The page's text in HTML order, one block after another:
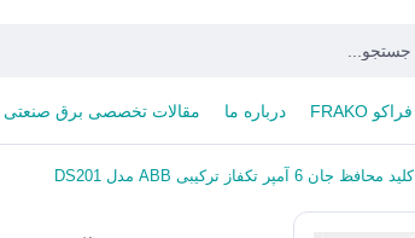
فراکو FRAKO درباره ما مقالات تخصصی برق صنعتی
کلید محافظ جان 6 آمپر تکفاز ترکیبی ABB مدل DS201